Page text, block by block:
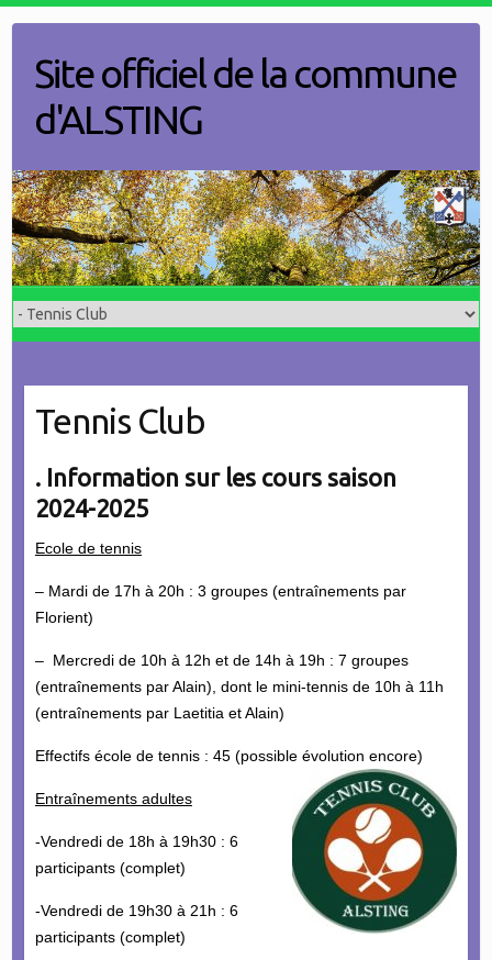
contentSite officiel de la commune
d'ALSTING
Tennis Club
. Information sur les cours saison
2024-2025
Ecole de tennis
– Mardi de 17h à 20h : 3 groupes (entraînements par
Florient)
– Mercredi de 10h à 12h et de 14h à 19h : 7 groupes
(entraînements par Alain), dont le mini-tennis de 10h à 11h
(entraînements par Laetitia et Alain)
Effectifs école de tennis : 45 (possible évolution encore)
Entraînements adultes
-Vendredi de 18h à 19h30 : 6
participants (complet)
-Vendredi de 19h30 à 21h : 6
participants (complet)